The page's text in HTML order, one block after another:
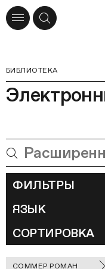
БИБЛИОТЕКА
ФИЛЬТРЫ
ЯЗЫК
СОРТИРОВКА
Отмеченные
СОММЕР РОМАН